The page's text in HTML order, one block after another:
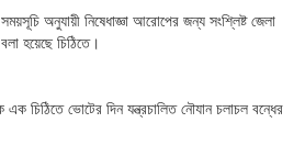
অনুযায়ী নিষেধাজ্ঞা আরোপের জন্য সংশ্লিষ্ট জেলা
হয়েছে চিঠিতে।
চিঠিতে ভোটের দিন যন্ত্রচালিত নৌযান চলাচল বন্ধের